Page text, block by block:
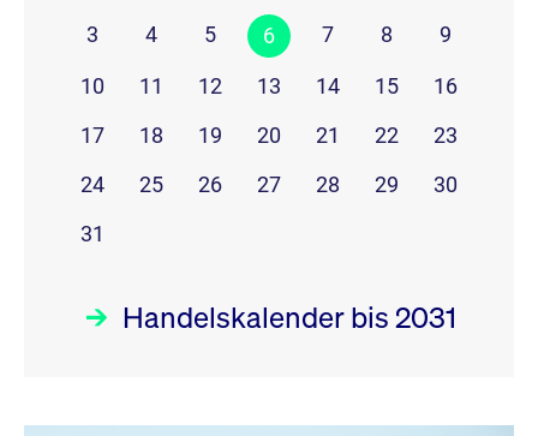
3
4 5 6 7 8 9
10 11 12 13 14 15
16
17
18 19 20 21 22
23
24
25 26 27 28 29
30
31
Handelskalender bis 2031